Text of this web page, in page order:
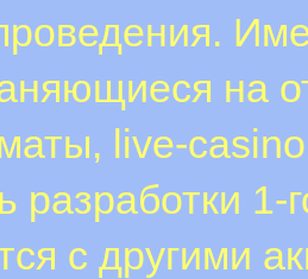
на
live-
разработки
с другими